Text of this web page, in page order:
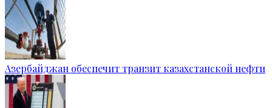
Азербайджан обеспечит транзит казахстанской нефти